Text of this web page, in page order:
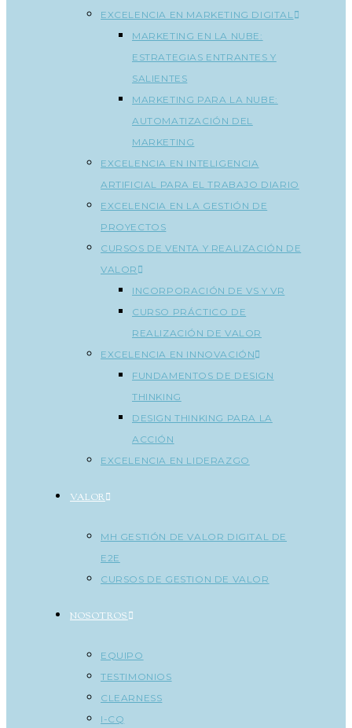
EXCELENCIA EN MARKETING DIGITAL
MARKETING EN LA NUBE:
ESTRATEGIAS ENTRANTES Y
SALIENTES
MARKETING PARA LA NUBE:
AUTOMATIZACIÓN DEL
MARKETING
EXCELENCIA EN INTELIGENCIA
ARTIFICIAL PARA EL TRABAJO DIARIO
EXCELENCIA EN LA GESTIÓN DE
PROYECTOS
CURSOS DE VENTA Y REALIZACIÓN DE
VALOR
INCORPORACIÓN DE VS Y VR
CURSO PRÁCTICO DE
REALIZACIÓN DE VALOR
EXCELENCIA EN INNOVACIÓN
FUNDAMENTOS DE DESIGN
THINKING
DESIGN THINKING PARA LA
ACCIÓN
EXCELENCIA EN LIDERAZGO
VALOR
MH GESTIÓN DE VALOR DIGITAL DE
E2E
CURSOS DE GESTION DE VALOR
NOSOTROS
EQUIPO
TESTIMONIOS
CLEARNESS
I-CQ